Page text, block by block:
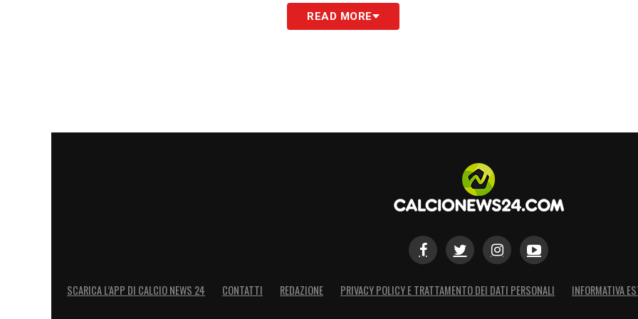
asset o di giocatori strategici o raggiunga accordi come quello negoziato con la Nike per
READ MORE
SCARICA L’APP DI CALCIO NEWS 24 CONTATTI REDAZIONE PRIVACY POLICY E TRATTAMENTO DEI DATI PERSONALI INFORMATIVA